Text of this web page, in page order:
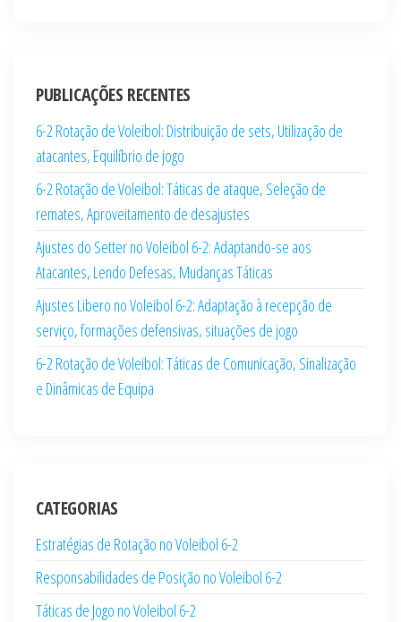
PUBLICAÇÕES RECENTES
6-2 Rotação de Voleibol: Distribuição de sets, Utilização de
atacantes, Equilíbrio de jogo
6-2 Rotação de Voleibol: Táticas de ataque, Seleção de
remates, Aproveitamento de desajustes
Ajustes do Setter no Voleibol 6-2: Adaptando-se aos
Atacantes, Lendo Defesas, Mudanças Táticas
Ajustes Libero no Voleibol 6-2: Adaptação à recepção de
serviço, formações defensivas, situações de jogo
6-2 Rotação de Voleibol: Táticas de Comunicação, Sinalização
e Dinâmicas de Equipa
CATEGORIAS
Estratégias de Rotação no Voleibol 6-2
Responsabilidades de Posição no Voleibol 6-2
Táticas de Jogo no Voleibol 6-2